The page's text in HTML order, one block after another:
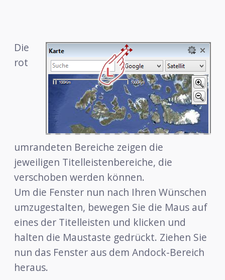
Die
rot
umrandeten Bereiche zeigen die
jeweiligen Titelleistenbereiche, die
verschoben werden können.
Um die Fenster nun nach Ihren Wünschen
umzugestalten, bewegen Sie die Maus auf
eines der Titelleisten und klicken und
halten die Maustaste gedrückt. Ziehen Sie
nun das Fenster aus dem Andock-Bereich
heraus.